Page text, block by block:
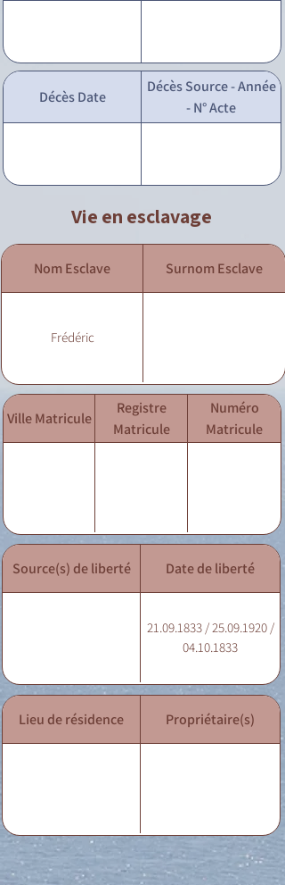
Décès Date
Décès Source - Année
- N° Acte
Vie en esclavage
Nom Esclave Surnom Esclave
Frédéric
Ville Matricule
Registre
Matricule
Numéro
Matricule
Source(s) de liberté Date de liberté
21.09.1833 / 25.09.1920 /
04.10.1833
Lieu de résidence Propriétaire(s)